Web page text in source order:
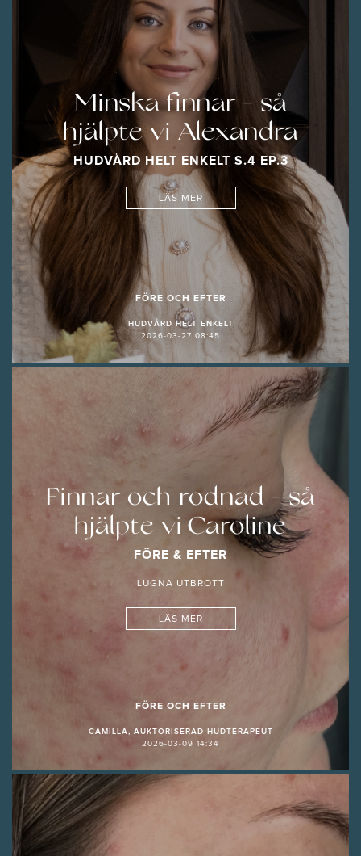
Minska finnar - så
hjälpte vi Alexandra
HUDVÅRD HELT ENKELT S.4 EP.3
LÄS MER
FÖRE OCH EFTER
HUDVÅRD HELT ENKELT
2026-03-27 08:45
Finnar och rodnad - så
hjälpte vi Caroline
FÖRE & EFTER
LUGNA UTBROTT
LÄS MER
FÖRE OCH EFTER
CAMILLA, AUKTORISERAD HUDTERAPEUT
2026-03-09 14:34